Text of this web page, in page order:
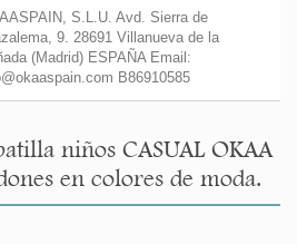
S.L.U. Avd. Sierra de
9. 28691 Villanueva de la
(Madrid) ESPAÑA Email:
B86910585
niños CASUAL OKAA
en colores de moda.